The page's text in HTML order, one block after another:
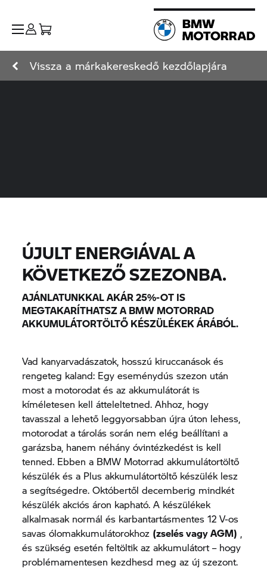
Vissza a márkakereskedő kezdőlapjára
ÚJULT ENERGIÁVAL A
KÖVETKEZŐ SZEZONBA.
AJÁNLATUNKKAL AKÁR 25%-OT IS
MEGTAKARÍTHATSZ A BMW MOTORRAD
AKKUMULÁTORTÖLTŐ KÉSZÜLÉKEK ÁRÁBÓL.
Vad kanyarvadászatok, hosszú kiruccanások és
rengeteg kaland: Egy eseménydús szezon után
most a motorodat és az akkumulátorát is
kíméletesen kell átteleltetned. Ahhoz, hogy
tavasszal a lehető leggyorsabban újra úton lehess,
motorodat a tárolás során nem elég beállítani a
garázsba, hanem néhány óvintézkedést is kell
tenned. Ebben a BMW Motorrad akkumulátortöltő
készülék és a Plus akkumulátortöltő készülék lesz
a segítségedre. Októbertől decemberig mindkét
készülék akciós áron kapható. A készülékek
alkalmasak normál és karbantartásmentes 12 V-os
savas ólomakkumulátorokhoz (zselés vagy AGM) ,
és szükség esetén feltöltik az akkumulátort – hogy
problémamentesen kezdhesd meg az új szezont.